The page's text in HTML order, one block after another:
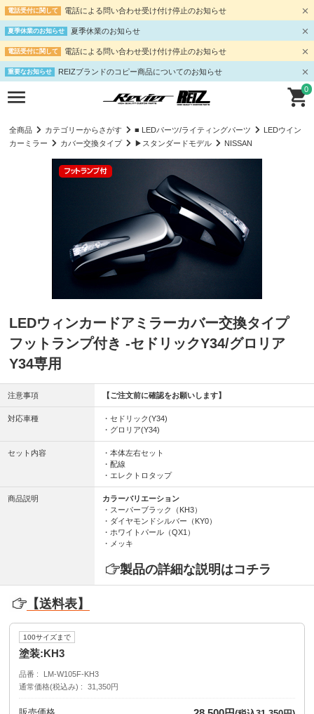
電話受付に関して 電話による問い合わせ受け付け停止のお知らせ
夏季休業のお知らせ 夏季休業のお知らせ
電話受付に関して 電話による問い合わせ受け付け停止のお知らせ
重要なお知らせ REIZブランドのコピー商品についてのお知らせ
0
全商品 カテゴリーからさがす ■ LEDパーツ/ライティングパーツ
LEDウイン
カーミラー
カバー交換タイプ ▶スタンダードモデル NISSAN
LEDウィンカードアミラーカバー交換タイプ
フットランプ付き -セドリックY34/グロリア
Y34専用
注意事項 【ご注文前に確認をお願いします】
対応車種
・セドリック(Y34)
・グロリア(Y34)
セット内容
・本体左右セット
・配線
・エレクトロタップ
商品説明
カラーバリエーション
・スーパーブラック（KH3）
・ダイヤモンドシルバー（KY0）
・ホワイトパール（QX1）
・メッキ
製品の詳細な説明はコチラ
【送料表】
100サイズまで
塗装:KH3
品番
LM-W105F-KH3
通常価格(税込み)
31,350円